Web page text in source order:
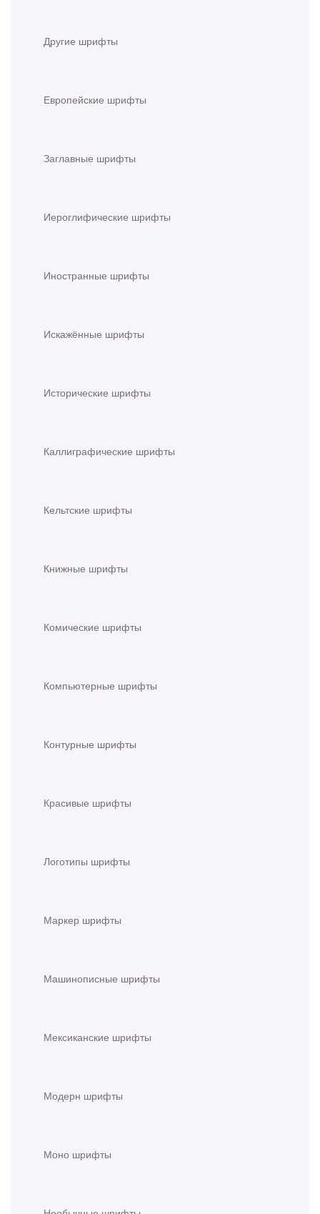
Другие шрифты
Европейские шрифты
Заглавные шрифты
Иероглифические шрифты
Иностранные шрифты
Искажённые шрифты
Исторические шрифты
Каллиграфические шрифты
Кельтские шрифты
Книжные шрифты
Комические шрифты
Компьютерные шрифты
Контурные шрифты
Красивые шрифты
Логотипы шрифты
Маркер шрифты
Машинописные шрифты
Мексиканские шрифты
Модерн шрифты
Моно шрифты